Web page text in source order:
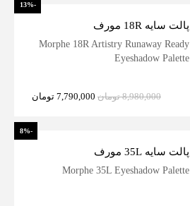
-13%
پالت سایه 18R مورف
Morphe 18R Artistry Runaway Ready
Eyeshadow Palette
8,980,000 تومان 7,790,000 تومان
-8%
پالت سایه 35L مورف
Morphe 35L Eyeshadow Palette